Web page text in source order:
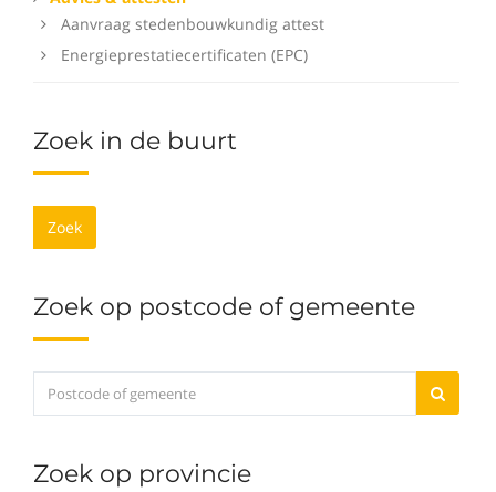
Aanvraag stedenbouwkundig attest
Energieprestatiecertificaten (EPC)
Zoek in de buurt
Zoek
Zoek op postcode of gemeente
Zoek op provincie